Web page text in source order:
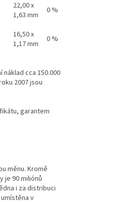
22,00 x
1,63 mm
0 %
16,50 x
1,17 mm
0 %
cca 150.000
2007 jsou
garantem
měnu. Kromě
je 90 miliónů
i za distribuci
v